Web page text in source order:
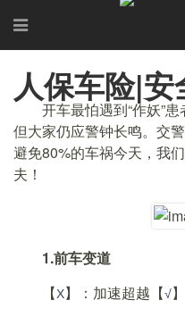
人保车险|
开车最怕遇到“作妖”患
但大家仍应警钟长鸣。交
避免80%的车祸今天，我
夫！
1.前车变道
【Χ】：加速超越【√